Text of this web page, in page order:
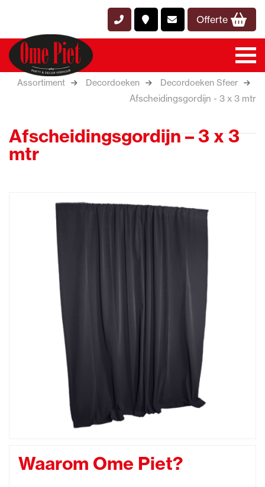
Offerte
Assortiment Decordoeken Decordoeken Sfeer
Afscheidingsgordijn - 3 x 3 mtr
Afscheidingsgordijn – 3 x 3
mtr
Waarom Ome Piet?